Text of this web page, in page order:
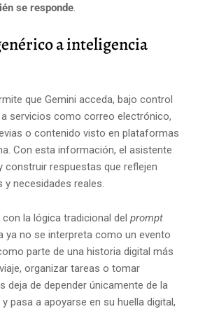
se responde.
a inteligencia
que Gemini acceda, bajo control
servicios como correo electrónico,
o contenido visto en plataformas
Con esta información, el asistente
construir respuestas que reflejen
necesidades reales.
la lógica tradicional del prompt
ya no se interpreta como un evento
parte de una historia digital más
organizar tareas o tomar
deja de depender únicamente de la
pasa a apoyarse en su huella digital,